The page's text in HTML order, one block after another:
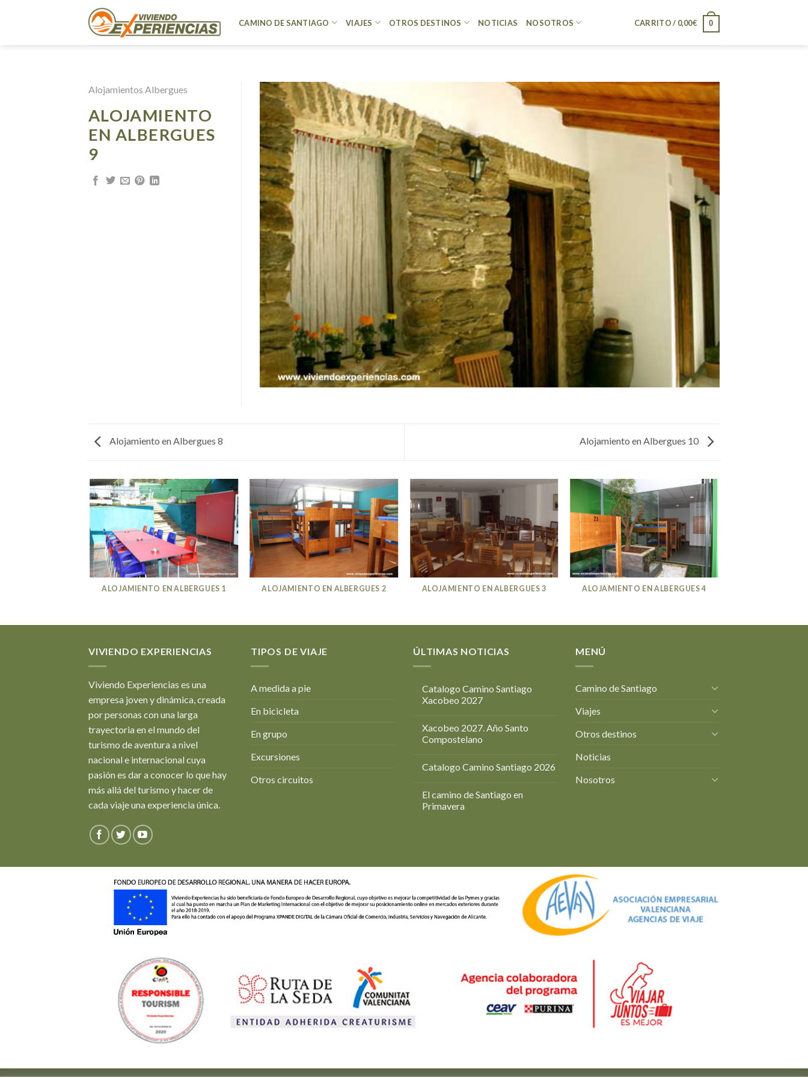
CAMINO DE SANTIAGO VIAJES OTROS DESTINOS NOTICIAS NOSOTROS CARRITO / 0,00€ 0
Alojamientos Albergues
ALOJAMIENTO
EN ALBERGUES
9
Alojamiento en Albergues 8 Alojamiento en Albergues 10
ALOJAMIENTO EN ALBERGUES 1 ALOJAMIENTO EN ALBERGUES 2 ALOJAMIENTO EN ALBERGUES 3 ALOJAMIENTO EN ALBERGUES 4
VIVIENDO EXPERIENCIAS
Viviendo Experiencias es una
empresa joven y dinámica, creada
por personas con una larga
trayectoria en el mundo del
turismo de aventura a nivel
nacional e internacional cuya
pasión es dar a conocer lo que hay
más allá del turismo y hacer de
cada viaje una experiencia única.
TIPOS DE VIAJE
A medida a pie
En bicicleta
En grupo
Excursiones
Otros circuitos
ÚLTIMAS NOTICIAS
Catalogo Camino Santiago
Xacobeo 2027
Xacobeo 2027. Año Santo
Compostelano
Catalogo Camino Santiago 2026
El camino de Santiago en
Primavera
MENÚ
Camino de Santiago
Viajes
Otros destinos
Noticias
Nosotros